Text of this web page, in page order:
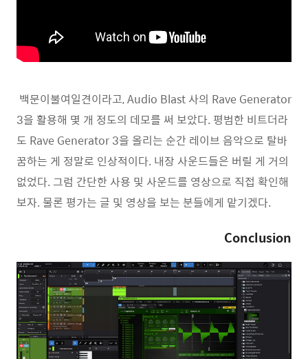
백문이불여일견이라고, Audio Blast 사의 Rave Generator
3을 활용해 몇 개 정도의 데모를 써 보았다. 평범한 비트더라
도 Rave Generator 3을 올리는 순간 레이브 음악으로 탈바
꿈하는 게 정말로 인상적이다. 내장 사운드들은 버릴 게 거의
없었다. 그럼 간단한 사용 및 사운드를 영상으로 직접 확인해
보자. 물론 평가는 글 및 영상을 보는 분들에게 맡기겠다.
Conclusion